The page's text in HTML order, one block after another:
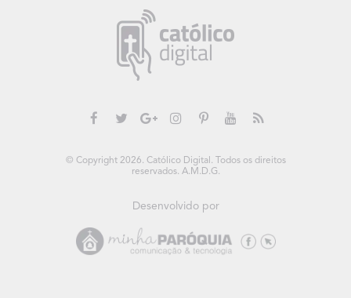
© Copyright 2026. Católico Digital. Todos os direitos
reservados. A.M.D.G.
Desenvolvido por